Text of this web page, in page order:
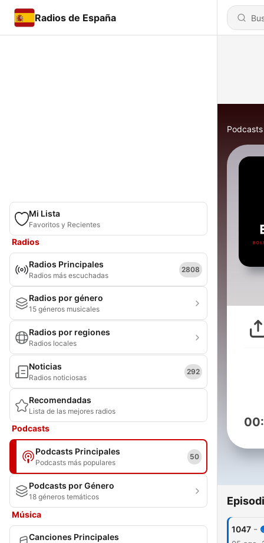
Radios de España
Mi Lista
Favoritos y Recientes
Radios
Radios Principales
Radios más escuchadas
2808
Radios por género
15 géneros musicales
Radios por regiones
Radios locales
Noticias
Radios noticiosas
292
Recomendadas
Lista de las mejores radios
Podcasts
Podcasts Principales
Podcasts más populares
50
Podcasts por Género
18 géneros temáticos
Música
Canciones Principales
Podcasts
1047 -